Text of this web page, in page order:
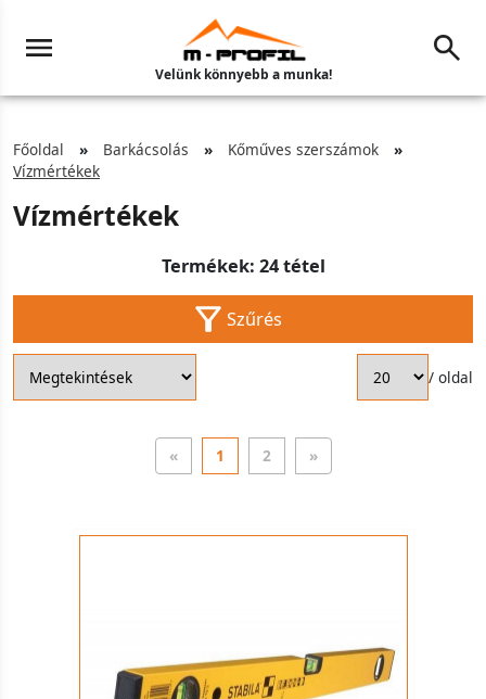
Velünk könnyebb a munka!
Főoldal Barkácsolás
Kőműves szerszámok
Vízmértékek
Vízmértékek
Termékek: 24 tétel
Szűrés
/ oldal
« 1 2 »